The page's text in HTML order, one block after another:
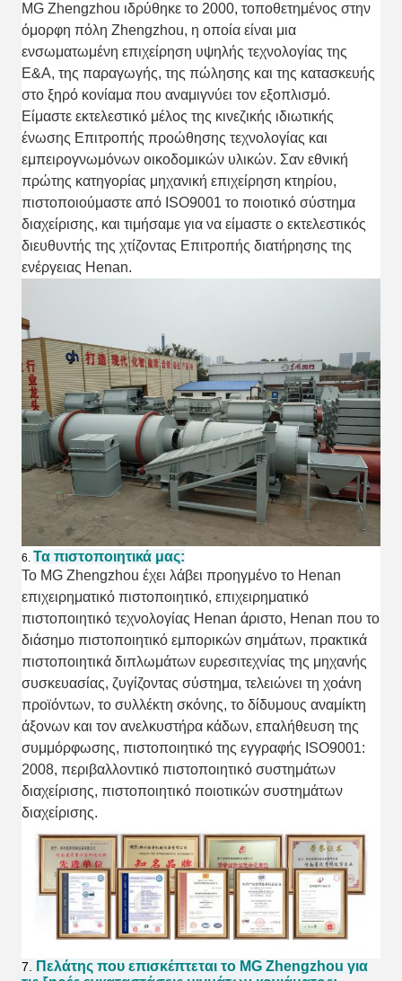
MG Zhengzhou ιδρύθηκε το 2000, τοποθετημένος στην
όμορφη πόλη Zhengzhou, η οποία είναι μια
ενσωματωμένη επιχείρηση υψηλής τεχνολογίας της
Ε&Α, της παραγωγής, της πώλησης και της κατασκευής
στο ξηρό κονίαμα που αναμιγνύει τον εξοπλισμό.
Είμαστε εκτελεστικό μέλος της κινεζικής ιδιωτικής
ένωσης Επιτροπής προώθησης τεχνολογίας και
εμπειρογνωμόνων οικοδομικών υλικών. Σαν εθνική
πρώτης κατηγορίας μηχανική επιχείρηση κτηρίου,
πιστοποιούμαστε από ISO9001 το ποιοτικό σύστημα
διαχείρισης, και τιμήσαμε για να είμαστε ο εκτελεστικός
διευθυντής της χτίζοντας Επιτροπής διατήρησης της
ενέργειας Henan.
6. Τα πιστοποιητικά μας:
Το MG Zhengzhou έχει λάβει προηγμένο το Henan
επιχειρηματικό πιστοποιητικό, επιχειρηματικό
πιστοποιητικό τεχνολογίας Henan άριστο, Henan που το
διάσημο πιστοποιητικό εμπορικών σημάτων, πρακτικά
πιστοποιητικά διπλωμάτων ευρεσιτεχνίας της μηχανής
συσκευασίας, ζυγίζοντας σύστημα, τελειώνει τη χοάνη
προϊόντων, το συλλέκτη σκόνης, το δίδυμους αναμίκτη
άξονων και τον ανελκυστήρα κάδων, επαλήθευση της
συμμόρφωσης, πιστοποιητικό της εγγραφής ISO9001:
2008, περιβαλλοντικό πιστοποιητικό συστημάτων
διαχείρισης, πιστοποιητικό ποιοτικών συστημάτων
διαχείρισης.
7. Πελάτης που επισκέπτεται το MG Zhengzhou για